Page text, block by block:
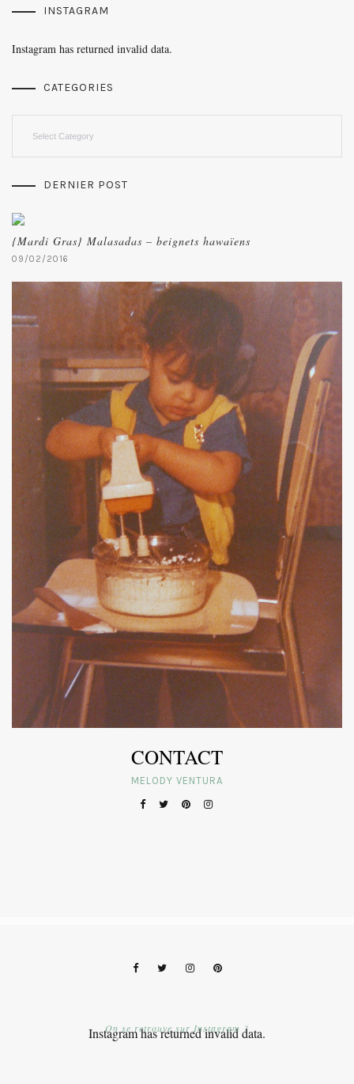
INSTAGRAM
Instagram has returned invalid data.
CATEGORIES
DERNIER POST
{Mardi Gras} Malasadas – beignets hawaïens
09/02/2016
CONTACT
MELODY VENTURA
Instagram has returned invalid data.
On se retrouve sur Instagram ?